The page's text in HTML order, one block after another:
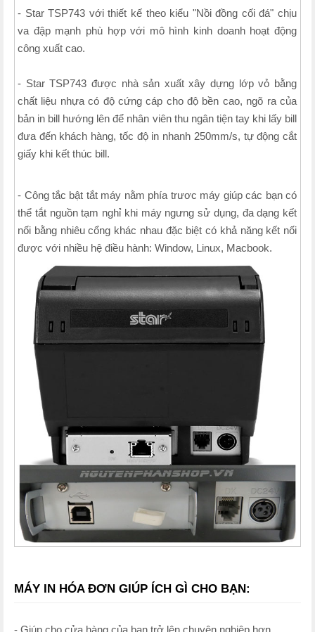
- Star TSP743 với thiết kế theo kiểu "Nồi đồng cối đá" chịu
va đập mạnh phù hợp với mô hình kinh doanh hoạt động
công xuất cao.
- Star TSP743 được nhà sản xuất xây dựng lớp vỏ bằng
chất liệu nhựa có độ cứng cáp cho độ bền cao, ngõ ra của
bản in bill hướng lên để nhân viên thu ngân tiện tay khi lấy bill
đưa đến khách hàng, tốc độ in nhanh 250mm/s, tự động cắt
giấy khi kết thúc bill.
- Công tắc bật tắt máy nằm phía trươc máy giúp các bạn có
thể tắt nguồn tạm nghỉ khi máy ngưng sử dụng, đa dạng kết
nối bằng nhiêu cổng khác nhau đặc biệt có khả năng kết nối
được với nhiều hệ điều hành: Window, Linux, Macbook.
MÁY IN HÓA ĐƠN GIÚP ÍCH GÌ CHO BẠN:
- Giúp cho cửa hàng của bạn trở lên chuyên nghiệp hơn